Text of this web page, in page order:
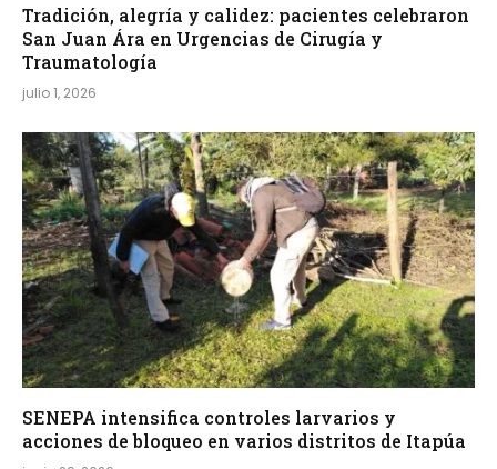
Tradición, alegría y calidez: pacientes celebraron
San Juan Ára en Urgencias de Cirugía y
Traumatología
julio 1, 2026
SENEPA intensifica controles larvarios y
acciones de bloqueo en varios distritos de Itapúa